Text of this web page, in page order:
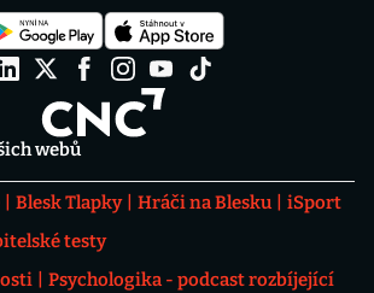
webů
Blesk Tlapky Hráči na Blesku
iSport
testy
Psychologika - podcast rozbíjející